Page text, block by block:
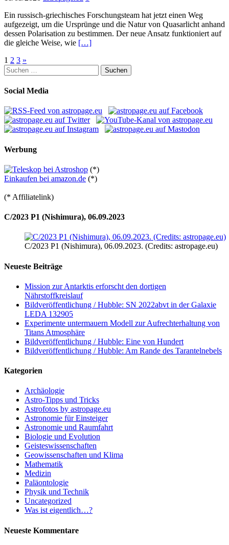
Ein russisch-griechisches Forschungsteam hat jetzt einen Weg
aufgezeigt, um die Ursprünge und die Natur von Quasarlicht anhand
dessen Polarisation zu bestimmen. Der neue Ansatz funktioniert auf
die gleiche Weise, wie […]
Seitennummerierung
der
Beiträge
1 2 3 »
Suchen
nach:
Social Media
Werbung
(*)
Einkaufen bei amazon.de (*)
(* Affiliatelink)
C/2023 P1 (Nishimura), 06.09.2023
C/2023 P1 (Nishimura), 06.09.2023. (Credits: astropage.eu)
Neueste Beiträge
Mission zur Antarktis erforscht den dortigen
Nährstoffkreislauf
Bildveröffentlichung / Hubble: SN 2022abvt in der Galaxie
LEDA 132905
Experimente untermauern Modell zur Aufrechterhaltung von
Titans Atmosphäre
Bildveröffentlichung / Hubble: Eine von Hundert
Bildveröffentlichung / Hubble: Am Rande des Tarantelnebels
Kategorien
Archäologie
Astro-Tipps und Tricks
Astrofotos by astropage.eu
Astronomie für Einsteiger
Astronomie und Raumfahrt
Biologie und Evolution
Geisteswissenschaften
Geowissenschaften und Klima
Mathematik
Medizin
Paläontologie
Physik und Technik
Uncategorized
Was ist eigentlich…?
Neueste Kommentare